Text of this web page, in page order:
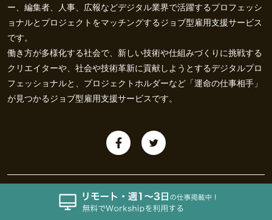
ー、編集者、人事、広報などデジタル業界で活躍するプロフェッシ
ョナルとプロジェクトをマッチングするジョブ型雇用支援サービス
です。
働き方が多様化する社会で、新しい技術や仕組みづくりに挑戦する
クリエイターや、社会や技術革新に貢献しようとするデジタルプロ
フェッショナルと、プロジェクトホルダーなど「運命の仕事相手」
が見つかるジョブ型雇用支援サービスです。